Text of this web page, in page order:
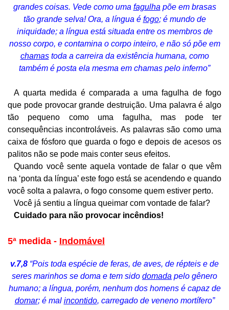
grandes coisas. Vede como uma fagulha põe em brasas
tão grande selva! Ora, a língua é fogo; é mundo de
iniquidade; a língua está situada entre os membros de
nosso corpo, e contamina o corpo inteiro, e não só põe em
chamastoda a carreira da existência humana, como
também é posta ela mesma em chamas pelo inferno”
A quarta medida é comparada a uma fagulha de fogo
que pode provocar grande destruição. Uma palavra é algo
tão pequeno como uma fagulha, mas pode ter
consequências incontroláveis. As palavras são como uma
caixa de fósforo que guarda o fogo e depois de acesos os
palitos não se pode mais conter seus efeitos.
Quando você sente aquela vontade de falar o que vêm
na ‘ponta da língua’ este fogo está se acendendo e quando
você solta a palavra, o fogo consome quem estiver perto.
Você já sentiu a língua queimar com vontade de falar?
Cuidado para não provocar incêndios!
5ª medida - Indomável
v.7,8 “Pois toda espécie de feras, de aves, de répteis e de
seres marinhos se doma e tem sido domada pelo gênero
humano; a língua, porém, nenhum dos homens é capaz de
domar; é mal incontido, carregado de veneno mortífero”